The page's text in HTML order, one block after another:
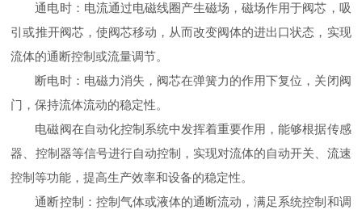
通电时：电流通过电磁线圈产生磁场，磁场作用于阀芯，吸
引或推开阀芯，使阀芯移动，从而改变阀体的进出口状态，实现
流体的通断控制或流量调节。
断电时：电磁力消失，阀芯在弹簧力的作用下复位，关闭阀
门，保持流体流动的稳定性。
电磁阀在自动化控制系统中发挥着重要作用，能够根据传感
器、控制器等信号进行自动控制，实现对流体的自动开关、流速
控制等功能，提高生产效率和设备的稳定性。
通断控制：控制气体或液体的通断流动，满足系统控制和调